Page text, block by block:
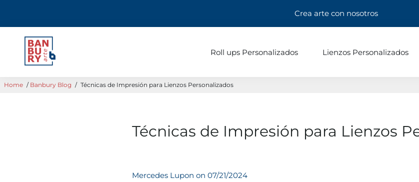
Crea arte con nosotros
Roll ups Personalizados Lienzos Personalizados
Home / Banbury Blog / Técnicas de Impresión para Lienzos Personalizados
Técnicas de Impresión para Lienzos
Mercedes Lupon on 07/21/2024